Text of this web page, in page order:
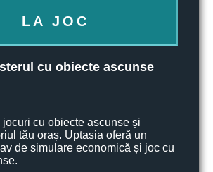
LA JOC
cu obiecte ascunse
cu obiecte ascunse și
tău oraș. Uptasia oferă un
de simulare economică și joc cu